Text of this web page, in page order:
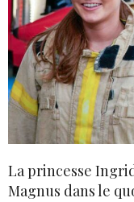
La princesse
Magnus dans le